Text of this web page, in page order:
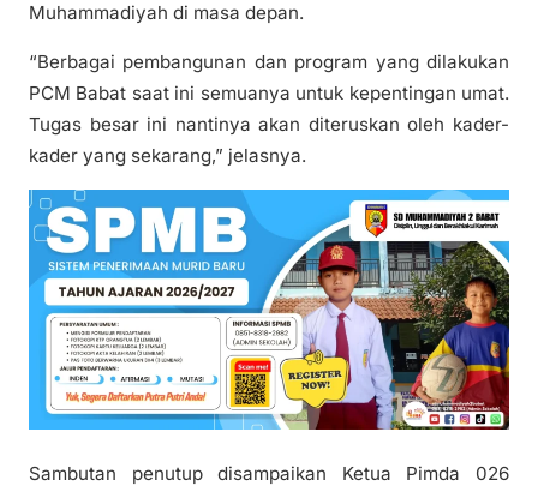
Muhammadiyah di masa depan.
“Berbagai pembangunan dan program yang dilakukan
PCM Babat saat ini semuanya untuk kepentingan umat.
Tugas besar ini nantinya akan diteruskan oleh kader-
kader yang sekarang,” jelasnya.
Sambutan penutup disampaikan Ketua Pimda 026